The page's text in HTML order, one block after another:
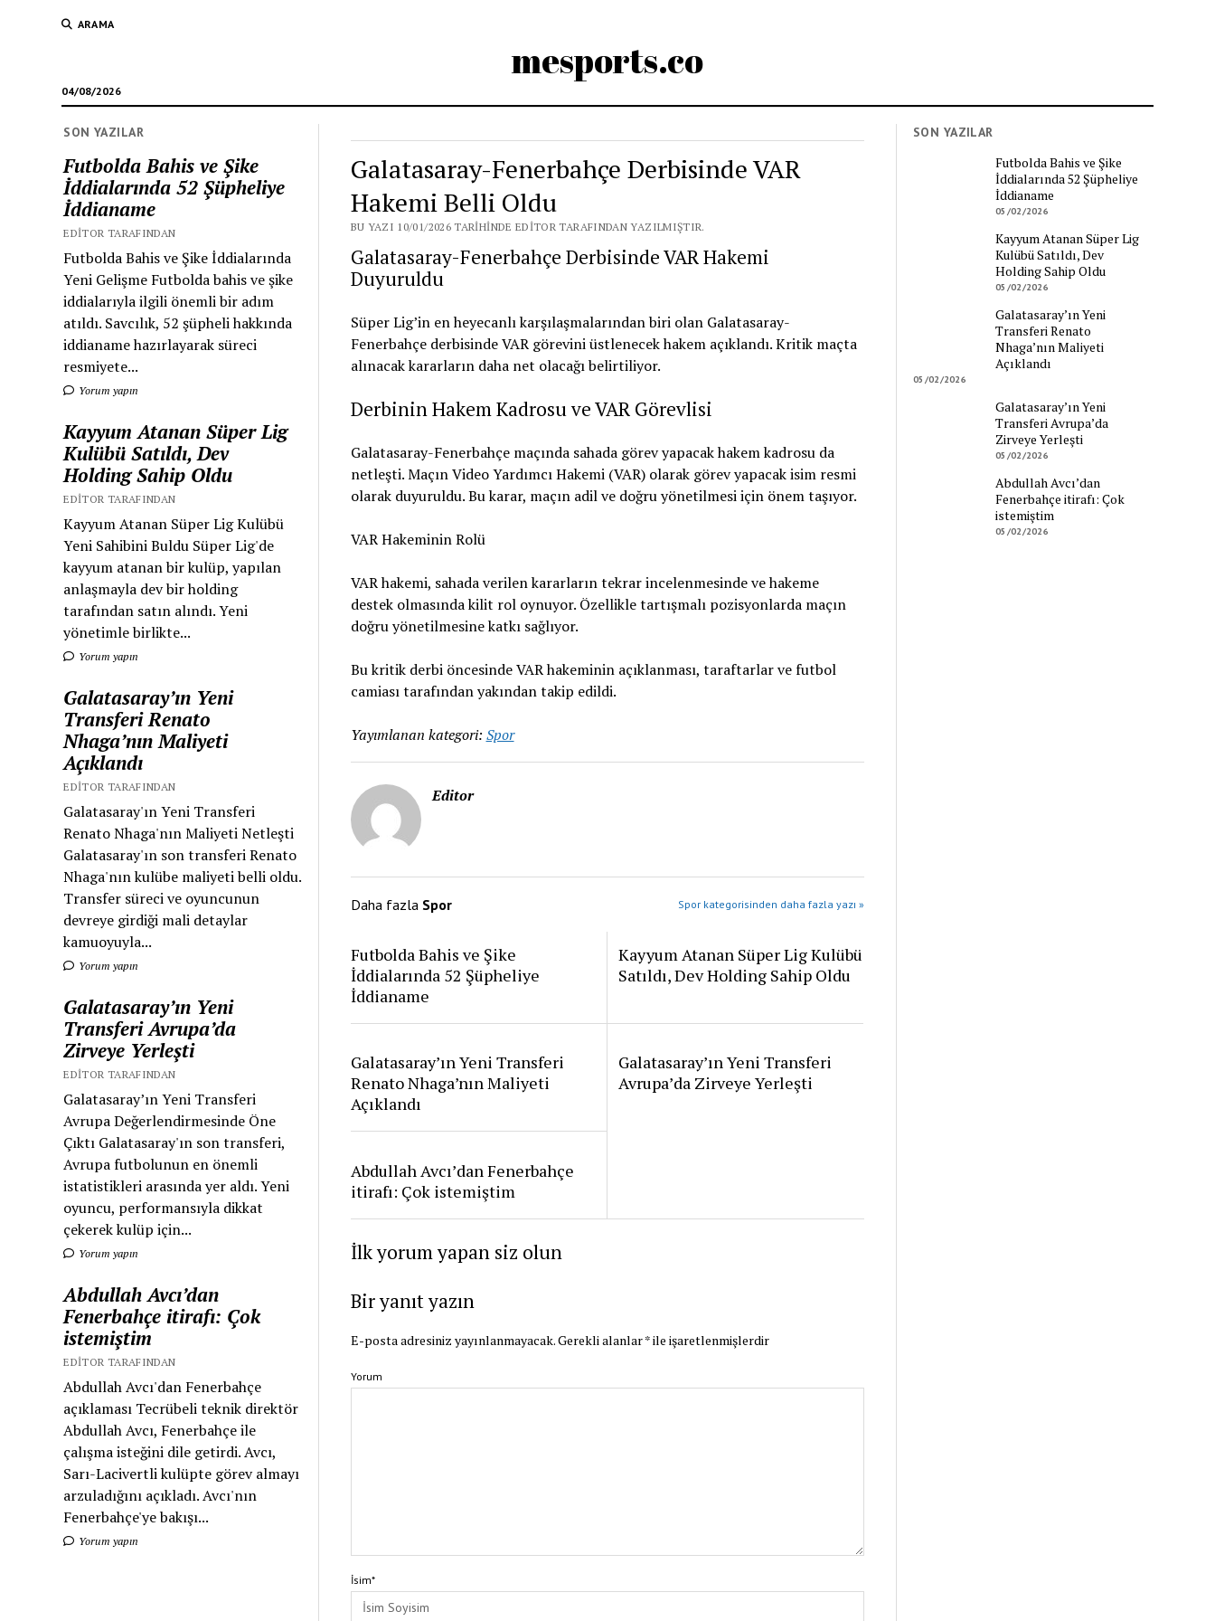
ARAMA
mesports.co
04/08/2026
SON YAZILAR
Futbolda Bahis ve Şike
İddialarında 52 Şüpheliye
İddianame
EDITOR TARAFINDAN
Futbolda Bahis ve Şike İddialarında
Yeni Gelişme Futbolda bahis ve şike
iddialarıyla ilgili önemli bir adım
atıldı. Savcılık, 52 şüpheli hakkında
iddianame hazırlayarak süreci
resmiyete...
Yorum yapın
Kayyum Atanan Süper Lig
Kulübü Satıldı, Dev
Holding Sahip Oldu
EDITOR TARAFINDAN
Kayyum Atanan Süper Lig Kulübü
Yeni Sahibini Buldu Süper Lig'de
kayyum atanan bir kulüp, yapılan
anlaşmayla dev bir holding
tarafından satın alındı. Yeni
yönetimle birlikte...
Yorum yapın
Galatasaray’ın Yeni
Transferi Renato
Nhaga’nın Maliyeti
Açıklandı
EDITOR TARAFINDAN
Galatasaray'ın Yeni Transferi
Renato Nhaga'nın Maliyeti Netleşti
Galatasaray'ın son transferi Renato
Nhaga'nın kulübe maliyeti belli oldu.
Transfer süreci ve oyuncunun
devreye girdiği mali detaylar
kamuoyuyla...
Yorum yapın
Galatasaray’ın Yeni
Transferi Avrupa’da
Zirveye Yerleşti
EDITOR TARAFINDAN
Galatasaray’ın Yeni Transferi
Avrupa Değerlendirmesinde Öne
Çıktı Galatasaray'ın son transferi,
Avrupa futbolunun en önemli
istatistikleri arasında yer aldı. Yeni
oyuncu, performansıyla dikkat
çekerek kulüp için...
Yorum yapın
Abdullah Avcı’dan
Fenerbahçe itirafı: Çok
istemiştim
EDITOR TARAFINDAN
Abdullah Avcı'dan Fenerbahçe
açıklaması Tecrübeli teknik direktör
Abdullah Avcı, Fenerbahçe ile
çalışma isteğini dile getirdi. Avcı,
Sarı-Lacivertli kulüpte görev almayı
arzuladığını açıkladı. Avcı'nın
Fenerbahçe'ye bakışı...
Yorum yapın
Galatasaray-Fenerbahçe Derbisinde VAR
Hakemi Belli Oldu
BU YAZI 10/01/2026 TARIHINDE EDITOR TARAFINDAN YAZILMIŞTIR.
Galatasaray-Fenerbahçe Derbisinde VAR Hakemi
Duyuruldu
Süper Lig’in en heyecanlı karşılaşmalarından biri olan Galatasaray-
Fenerbahçe derbisinde VAR görevini üstlenecek hakem açıklandı. Kritik maçta
alınacak kararların daha net olacağı belirtiliyor.
Derbinin Hakem Kadrosu ve VAR Görevlisi
Galatasaray-Fenerbahçe maçında sahada görev yapacak hakem kadrosu da
netleşti. Maçın Video Yardımcı Hakemi (VAR) olarak görev yapacak isim resmi
olarak duyuruldu. Bu karar, maçın adil ve doğru yönetilmesi için önem taşıyor.
VAR Hakeminin Rolü
VAR hakemi, sahada verilen kararların tekrar incelenmesinde ve hakeme
destek olmasında kilit rol oynuyor. Özellikle tartışmalı pozisyonlarda maçın
doğru yönetilmesine katkı sağlıyor.
Bu kritik derbi öncesinde VAR hakeminin açıklanması, taraftarlar ve futbol
camiası tarafından yakından takip edildi.
Yayımlanan kategori: Spor
Editor
Daha fazla Spor Spor kategorisinden daha fazla yazı »
Futbolda Bahis ve Şike
İddialarında 52 Şüpheliye
İddianame
Kayyum Atanan Süper Lig Kulübü
Satıldı, Dev Holding Sahip Oldu
Galatasaray’ın Yeni Transferi
Renato Nhaga’nın Maliyeti
Açıklandı
Galatasaray’ın Yeni Transferi
Avrupa’da Zirveye Yerleşti
Abdullah Avcı’dan Fenerbahçe
itirafı: Çok istemiştim
İlk yorum yapan siz olun
Bir yanıt yazın
E-posta adresiniz yayınlanmayacak.Gerekli alanlar*ile işaretlenmişlerdir
Yorum
İsim*
SON YAZILAR
Futbolda Bahis ve Şike
İddialarında 52 Şüpheliye
İddianame
05/02/2026
Kayyum Atanan Süper Lig
Kulübü Satıldı, Dev
Holding Sahip Oldu
05/02/2026
Galatasaray’ın Yeni
Transferi Renato
Nhaga’nın Maliyeti
Açıklandı
05/02/2026
Galatasaray’ın Yeni
Transferi Avrupa’da
Zirveye Yerleşti
05/02/2026
Abdullah Avcı’dan
Fenerbahçe itirafı: Çok
istemiştim
05/02/2026